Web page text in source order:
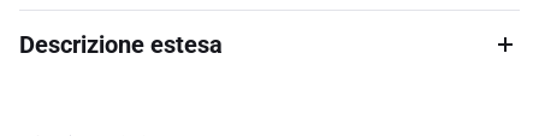
Descrizione estesa